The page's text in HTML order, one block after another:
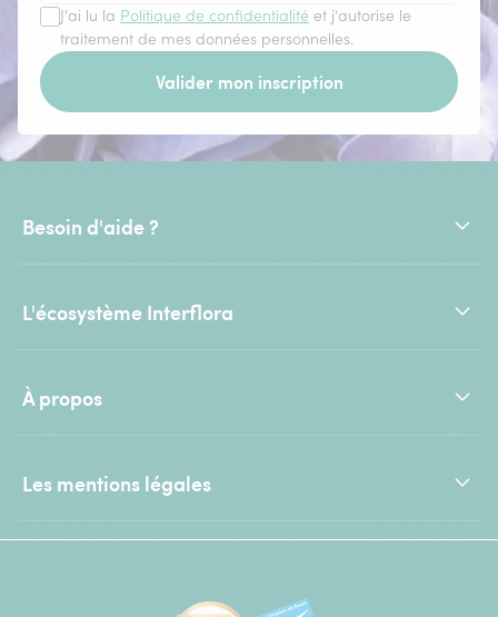
J'ai lu la Politique de confidentialité et j'autorise le
traitement de mes données personnelles.
Valider mon inscription
Besoin d'aide ?
L'écosystème Interflora
À propos
Les mentions légales